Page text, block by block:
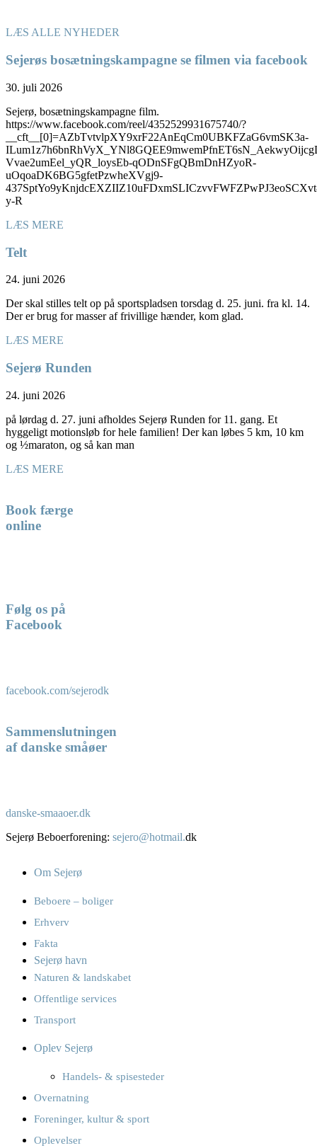
LÆS ALLE NYHEDER
Sejerøs bosætningskampagne se filmen via facebook
30. juli 2026
Sejerø, bosætningskampagne film.
https://www.facebook.com/reel/4352529931675740/?
__cft__[0]=AZbTvtvlpXY9xrF22AnEqCm0UBKFZaG6vmSK3a-
Vvae2umEel_yQR_loysEb-qODnSFgQBmDnHZyoR-
uOqoaDK6BG5gfetPzwheXVgj9-
y-R
LÆS MERE
Telt
24. juni 2026
Der skal stilles telt op på sportspladsen torsdag d. 25. juni. fra kl. 14.
Der er brug for masser af frivillige hænder, kom glad.
LÆS MERE
Sejerø Runden
24. juni 2026
på lørdag d. 27. juni afholdes Sejerø Runden for 11. gang. Et
hyggeligt motionsløb for hele familien! Der kan løbes 5 km, 10 km
og ½maraton, og så kan man
LÆS MERE
Book færge
online
Følg os på
Facebook
facebook.com/sejerodk
Sammenslutningen
af danske småøer
danske-smaaoer.dk
Sejerø Beboerforening: sejero@hotmail.dk
Om Sejerø
Beboere – boliger
Erhverv
Fakta
Sejerø havn
Naturen & landskabet
Offentlige services
Transport
Oplev Sejerø
Handels- & spisesteder
Overnatning
Foreninger, kultur & sport
Oplevelser